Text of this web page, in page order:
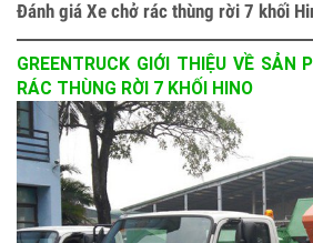
Đánh giá Xe chở rác thùng rời 7 khối
GREENTRUCK GIỚI THIỆU VỀ
RÁC THÙNG RỜI 7 KHỐI HINO